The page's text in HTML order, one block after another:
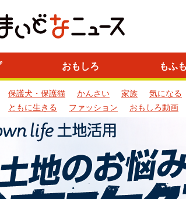
おもしろ もふ
保護犬・保護猫 かんさい 家族 気になる
ともに生きる
ファッション おもしろ動画